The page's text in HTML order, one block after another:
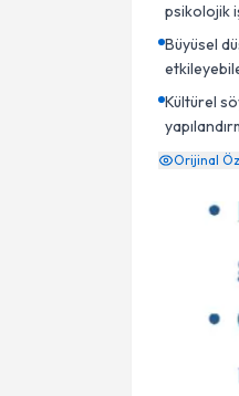
psikolojik
Büyüsel
Kültürel
Orijinal